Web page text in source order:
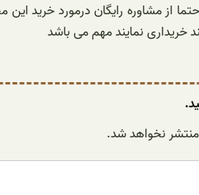
از مشاوره رایگان درمورد خرید
خریداری نمایند مهم می باشد
نخواهد شد.